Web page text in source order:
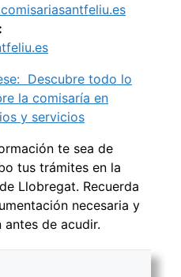
Descubre todo lo
la comisaría en
y servicios
te sea de
tus trámites en la
Llobregat. Recuerda
necesaria y
de acudir.